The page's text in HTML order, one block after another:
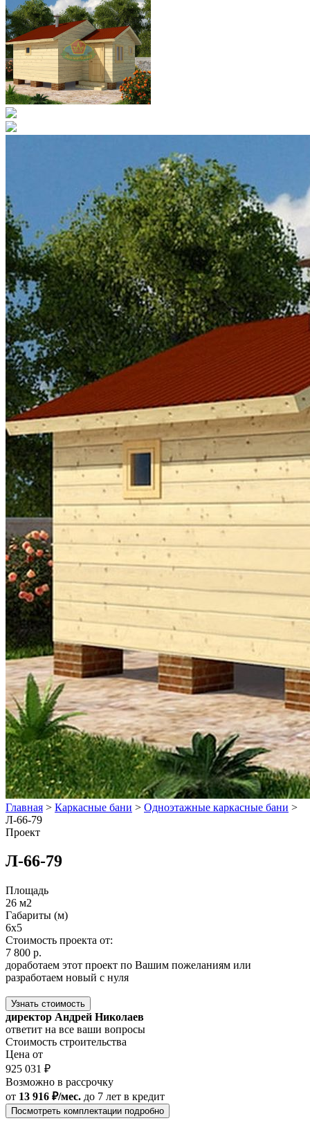
Главная > Каркасные бани > Одноэтажные каркасные бани >
Л-66-79
Проект
Л-66-79
Площадь
26 м2
Габариты (м)
6x5
Стоимость проекта от:
7 800 р.
доработаем этот проект по Вашим пожеланиям или
разработаем новый с нуля
Узнать стоимость
директор Андрей Николаев
ответит на все ваши вопросы
Стоимость строительства
Цена от
925 031 ₽
Возможно в рассрочку
от 13 916 ₽/мес. до 7 лет в кредит
Посмотреть комплектации подробно